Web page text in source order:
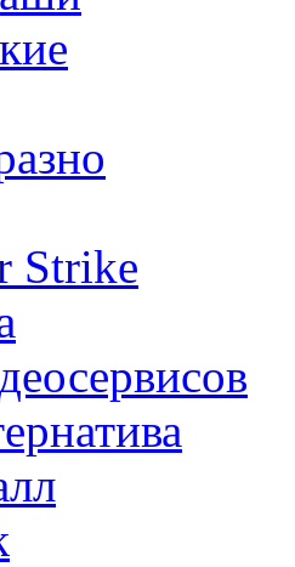
Strike